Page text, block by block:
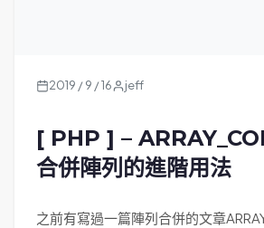
2019 / 9 / 16 jeff
[ PHP ] –
合併陣列的進階用法
之前有寫過一篇陣列合併的文章